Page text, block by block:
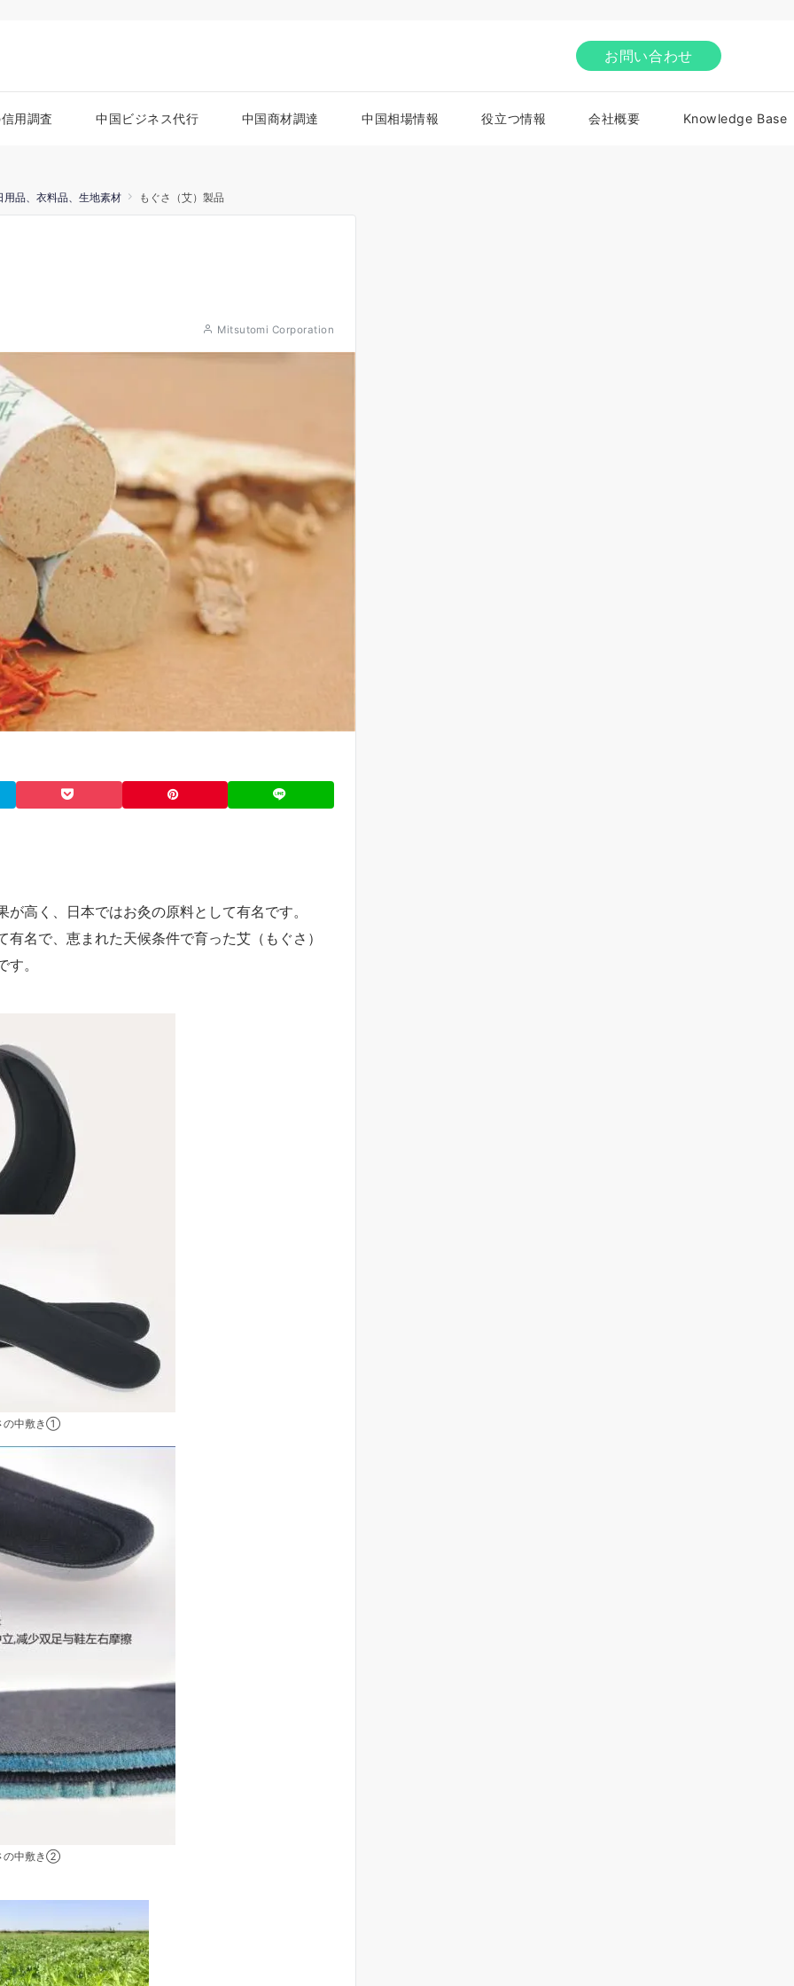
お問い合わせ
用調査 中国ビジネス代行 中国商材調達 中国相場情報 役立つ情報 会社概要 Knowledge Base
用品、衣料品、生地素材 もぐさ（艾）製品
Mitsutomi Corporation
高く、日本ではお灸の原料として有名です。
名で、恵まれた天候条件で育った艾（もぐさ）
。
の中敷き①
の中敷き②